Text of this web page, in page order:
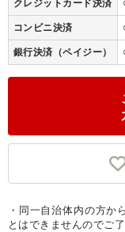
クレジットカード決済
コンビニ決済
銀行決済（ペイジー）
・同一自治体内の方か
とはできませんのでご